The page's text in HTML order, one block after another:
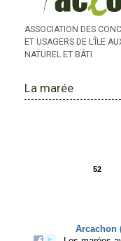
ASSOCIATION DES
ET USAGERS DE L’ÎLE
NATUREL ET BÂTI
La marée